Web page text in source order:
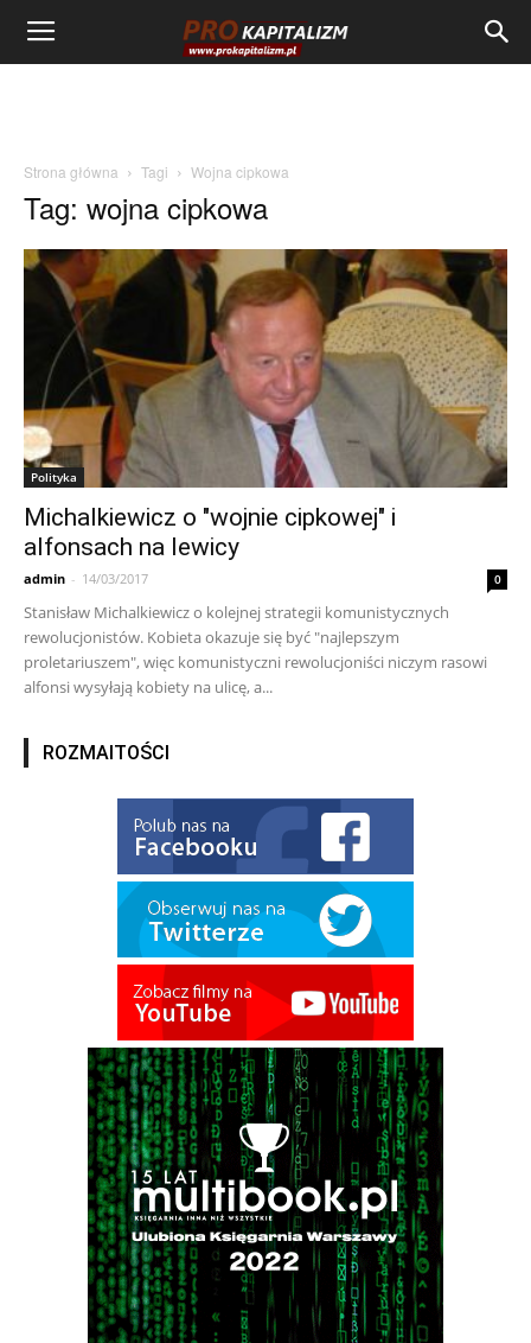
Strona główna Tagi Wojna cipkowa
Tag: wojna cipkowa
Polityka
Michalkiewicz o "wojnie cipkowej" i
alfonsach na lewicy
admin - 14/03/2017 0
Stanisław Michalkiewicz o kolejnej strategii komunistycznych
rewolucjonistów. Kobieta okazuje się być "najlepszym
proletariuszem", więc komunistyczni rewolucjoniści niczym rasowi
alfonsi wysyłają kobiety na ulicę, a...
ROZMAITOŚCI